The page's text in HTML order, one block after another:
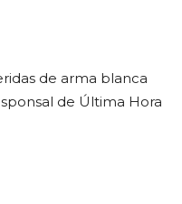
de arma blanca
de Última Hora